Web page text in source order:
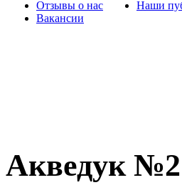
Отзывы о нас
Вакансии
Наши
Акведук №2